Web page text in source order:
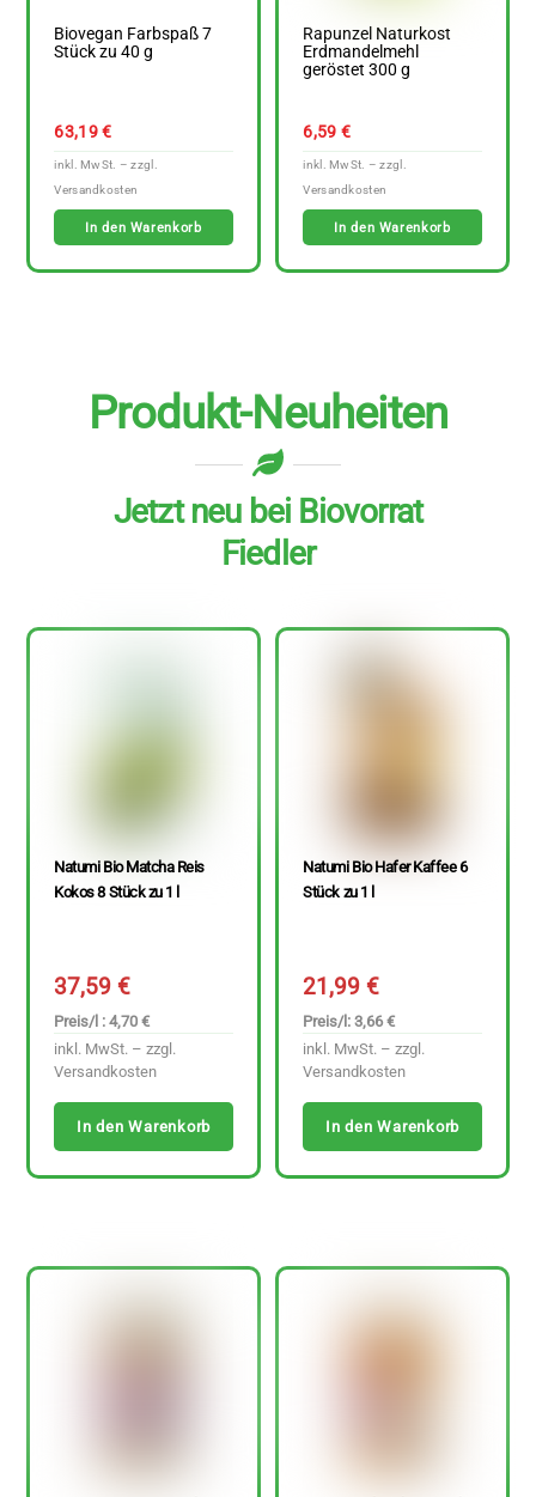
Biovegan Farbspaß 7
Stück zu 40 g
63,19€
In den Warenkorb
Rapunzel Naturkost
Erdmandelmehl
geröstet 300 g
6,59 €
In den Warenkorb
Produkt-Neuheiten
Jetzt neu bei Biovorrat
Fiedler
Natumi Bio Matcha Reis
Kokos 8 Stück zu 1 l
37,59€
Preis/l : 4,70 €
inkl. MwSt. – zzgl.
Versandkosten
In den Warenkorb
Natumi Bio Hafer Kaffee 6
Stück zu 1 l
21,99€
Preis/l: 3,66 €
inkl. MwSt. – zzgl.
Versandkosten
In den Warenkorb